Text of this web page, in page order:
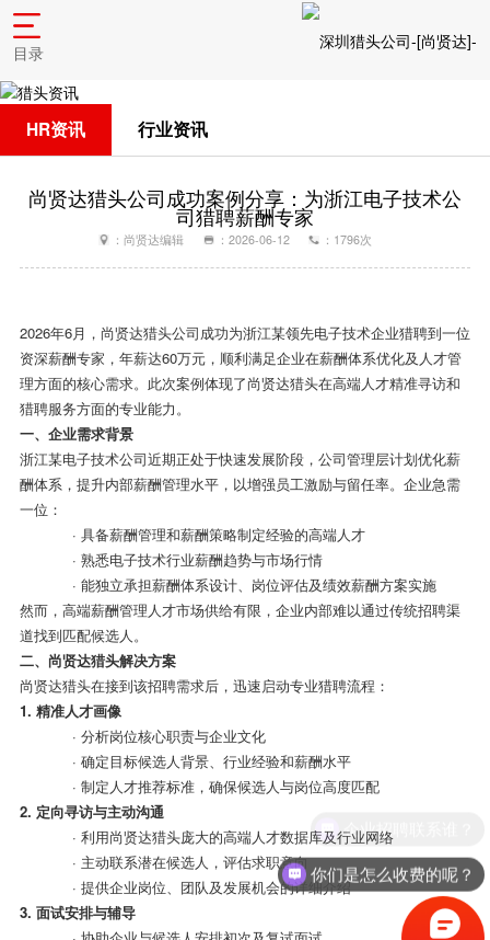
目录
HR资讯 行业资讯
尚贤达猎头公司成功案例分享：为浙江电子技术公
司猎聘薪酬专家
：尚贤达编辑 ：2026-06-12 ：1796次
2026年6月，尚贤达猎头公司成功为浙江某领先电子技术企业猎聘到一位
资深薪酬专家，年薪达60万元，顺利满足企业在薪酬体系优化及人才管
理方面的核心需求。此次案例体现了尚贤达猎头在高端人才精准寻访和
猎聘服务方面的专业能力。
一、企业需求背景
浙江某电子技术公司近期正处于快速发展阶段，公司管理层计划优化薪
酬体系，提升内部薪酬管理水平，以增强员工激励与留任率。企业急需
一位：
· 具备薪酬管理和薪酬策略制定经验的高端人才
· 熟悉电子技术行业薪酬趋势与市场行情
· 能独立承担薪酬体系设计、岗位评估及绩效薪酬方案实施
然而，高端薪酬管理人才市场供给有限，企业内部难以通过传统招聘渠
道找到匹配候选人。
二、尚贤达猎头解决方案
尚贤达猎头在接到该招聘需求后，迅速启动专业猎聘流程：
1. 精准人才画像
· 分析岗位核心职责与企业文化
· 确定目标候选人背景、行业经验和薪酬水平
· 制定人才推荐标准，确保候选人与岗位高度匹配
2. 定向寻访与主动沟通
· 利用尚贤达猎头庞大的高端人才数据库及行业网络
· 主动联系潜在候选人，评估求职意向
· 提供企业岗位、团队及发展机会的详细介绍
3. 面试安排与辅导
企业招聘联系谁？
你们是怎么收费的呢？